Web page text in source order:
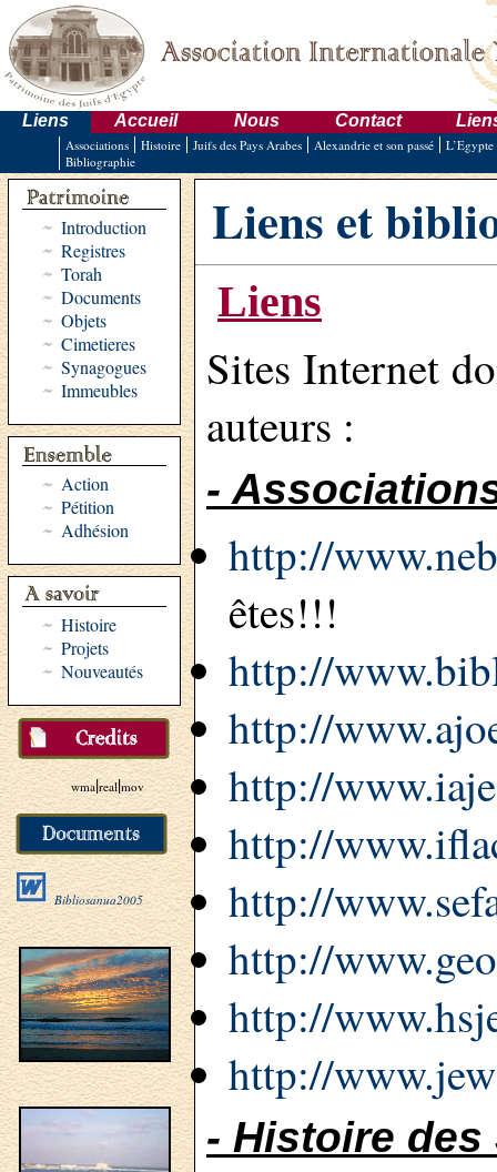
Liens Accueil Nous Contact
Associations Histoire Juifs des Pays Arabes Alexandrie et son passé
L’Egypte
Bibliographie
Introduction
Registres
Torah
Documents
Objets
Cimetieres
Synagogues
Immeubles
Action
Pétition
Adhésion
Histoire
Projets
Nouveautés
wma|real|mov
Bibliosanua2005
Liens et
Liens
Sites Internet
auteurs :
-
http://
êtes!!!
http://
http://
http://
http://
http://
http://
http://
http://
- Histoire des